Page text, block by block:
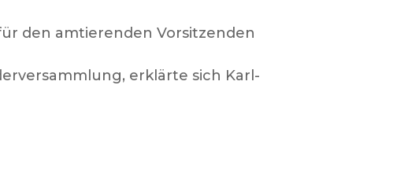
den amtierenden Vorsitzenden
erklärte sich Karl-